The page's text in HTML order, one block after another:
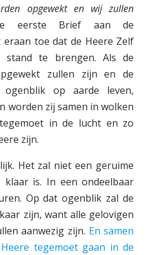
opgewekt en wij zullen
eerste Brief aan de
eraan toe dat de Heere Zelf
te brengen. Als de
zullen zijn en de
op aarde leven,
worden zij samen in wolken
in de lucht en zo
zijn.
Het zal niet een geruime
is. In een ondeelbaar
Op dat ogenblik zal de
zijn, want alle gelovigen
aanwezig zijn. En samen
tegemoet gaan in de